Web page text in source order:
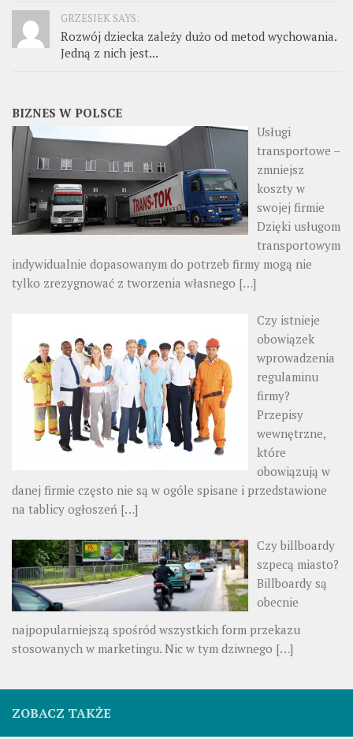
GRZESIEK SAYS:
Rozwój dziecka zależy dużo od metod wychowania.
Jedną z nich jest...
BIZNES W POLSCE
Usługi
transportowe –
zmniejsz
koszty w
swojej firmie
Dzięki usługom
transportowym
indywidualnie dopasowanym do potrzeb firmy mogą nie
tylko zrezygnować z tworzenia własnego […]
Czy istnieje
obowiązek
wprowadzenia
regulaminu
firmy?
Przepisy
wewnętrzne,
które
obowiązują w
danej firmie często nie są w ogóle spisane i przedstawione
na tablicy ogłoszeń […]
Czy billboardy
szpecą miasto?
Billboardy są
obecnie
najpopularniejszą spośród wszystkich form przekazu
stosowanych w marketingu. Nic w tym dziwnego […]
ZOBACZ TAKŻE